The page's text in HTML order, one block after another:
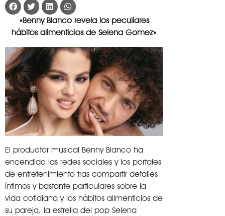
«Benny Blanco revela los peculiares
hábitos alimenticios de Selena Gomez»
El productor musical Benny Blanco ha
encendido las redes sociales y los portales
de entretenimiento tras compartir detalles
íntimos y bastante particulares sobre la
vida cotidiana y los hábitos alimenticios de
su pareja, la estrella del pop Selena